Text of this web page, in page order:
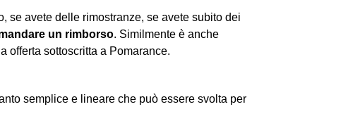
se avete delle rimostranze, se avete subito dei
un rimborso. Similmente è anche
offerta sottoscritta a Pomarance.
semplice e lineare che può essere svolta per